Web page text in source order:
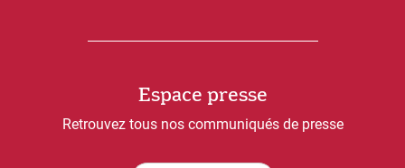
Espace presse
Retrouvez tous nos communiqués de presse